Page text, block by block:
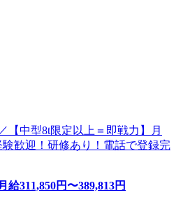
【中型8t限定以上＝即戦力】月
歓迎！研修あり！電話で登録完
月給311,850円〜389,813円